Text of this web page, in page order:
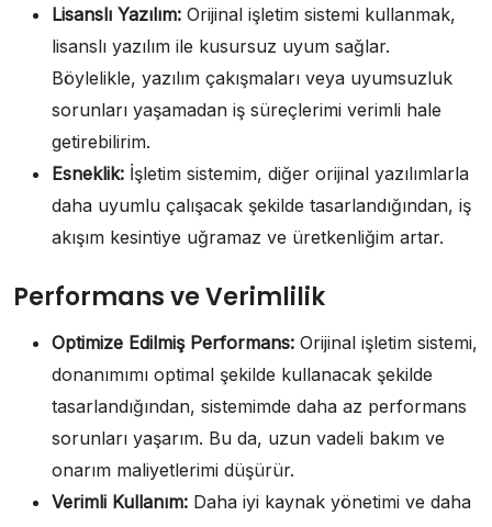
Lisanslı Yazılım: Orijinal işletim sistemi kullanmak,
lisanslı yazılım ile kusursuz uyum sağlar.
Böylelikle, yazılım çakışmaları veya uyumsuzluk
sorunları yaşamadan iş süreçlerimi verimli hale
getirebilirim.
Esneklik: İşletim sistemim, diğer orijinal yazılımlarla
daha uyumlu çalışacak şekilde tasarlandığından, iş
akışım kesintiye uğramaz ve üretkenliğim artar.
Performans ve Verimlilik
Optimize Edilmiş Performans: Orijinal işletim sistemi,
donanımımı optimal şekilde kullanacak şekilde
tasarlandığından, sistemimde daha az performans
sorunları yaşarım. Bu da, uzun vadeli bakım ve
onarım maliyetlerimi düşürür.
Verimli Kullanım: Daha iyi kaynak yönetimi ve daha